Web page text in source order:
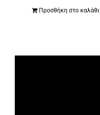
Προσθήκη στο καλάθι